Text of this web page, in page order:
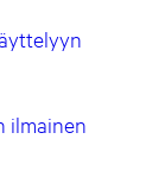
ilmainen